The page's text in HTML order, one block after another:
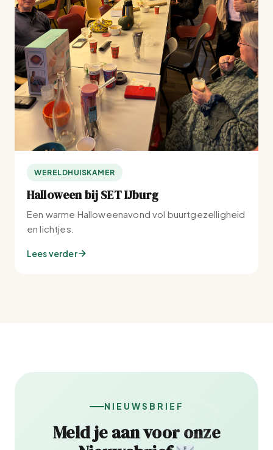
WERELDHUISKAMER
Halloween bij SET IJburg
Een warme Halloweenavond vol buurtgezelligheid
en lichtjes.
Lees verder
NIEUWSBRIEF
Meld je aan voor onze